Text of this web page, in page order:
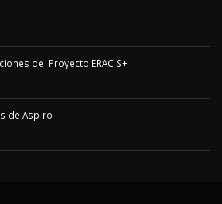
del Proyecto ERACIS+
de Aspiro